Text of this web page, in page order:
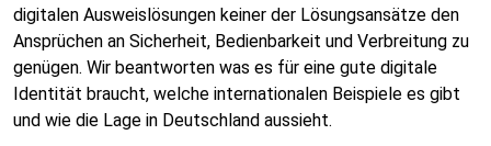
digitalen Ausweislösungen keiner der Lösungsansätze den
Ansprüchen an Sicherheit, Bedienbarkeit und Verbreitung zu
genügen. Wir beantworten was es für eine gute digitale
Identität braucht, welche internationalen Beispiele es gibt
und wie die Lage in Deutschland aussieht.